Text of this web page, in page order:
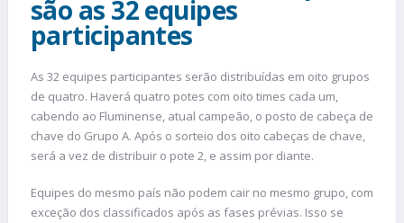
são as 32 equipes
participantes
As 32 equipes participantes serão distribuídas em oito grupos
de quatro. Haverá quatro potes com oito times cada um,
cabendo ao Fluminense, atual campeão, o posto de cabeça de
chave do Grupo A. Após o sorteio dos oito cabeças de chave,
será a vez de distribuir o pote 2, e assim por diante.
Equipes do mesmo país não podem cair no mesmo grupo, com
exceção dos classificados após as fases prévias. Isso se